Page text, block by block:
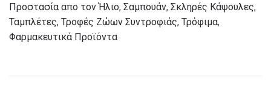
Προστασία απο τον Ήλιο, Σαμπουάν, Σκληρές Κάψουλες,
Ταμπλέτες, Τροφές Ζώων Συντροφιάς, Τρόφιμα,
Φαρμακευτικά Προϊόντα